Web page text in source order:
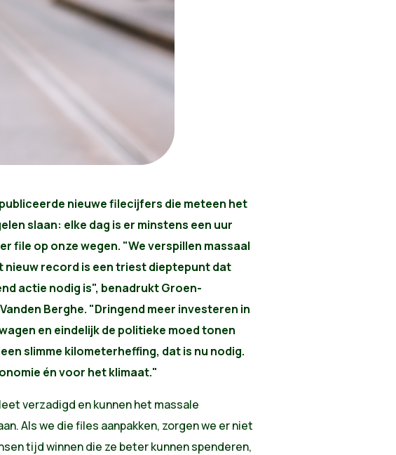
nieuwe filecijfers die meteen het
slaan: elke dag is er minstens een uur
file op onze wegen. "We verspillen massaal
nieuw record is een triest dieptepunt dat
actie nodig is", benadrukt Groen-
Berghe. "Dringend meer investeren in
en eindelijk de politieke moed tonen
slimme kilometerheffing, dat is nu nodig.
én voor het klimaat."
verzadigd en kunnen het massale
Als we die files aanpakken, zorgen we er niet
tijd winnen die ze beter kunnen spenderen,